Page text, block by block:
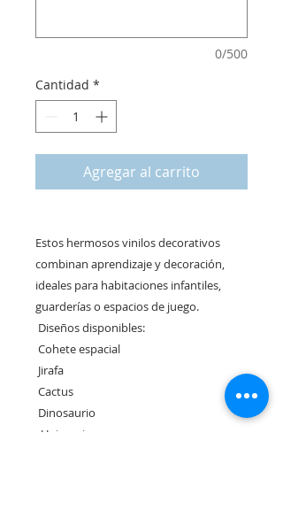
0/500
Cantidad *
Agregar al carrito
Estos hermosos vinilos decorativos
combinan aprendizaje y decoración,
ideales para habitaciones infantiles,
guarderías o espacios de juego.
Diseños disponibles:
Cohete espacial
Jirafa
Cactus
Dinosaurio
Unicornio